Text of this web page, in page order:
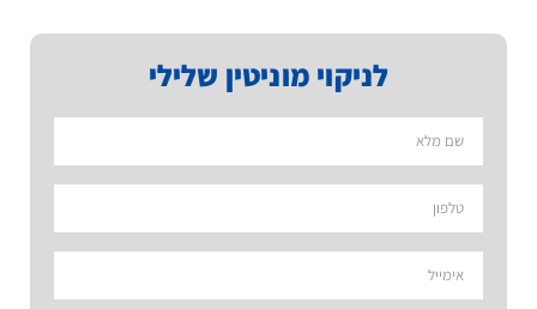
לניקוי מוניטין שלילי